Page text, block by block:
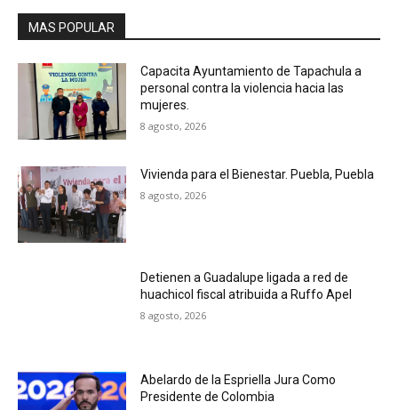
MAS POPULAR
Capacita Ayuntamiento de Tapachula a
personal contra la violencia hacia las
mujeres.
8 agosto, 2026
Vivienda para el Bienestar. Puebla, Puebla
8 agosto, 2026
Detienen a Guadalupe ligada a red de
huachicol fiscal atribuida a Ruffo Apel
8 agosto, 2026
Abelardo de la Espriella Jura Como
Presidente de Colombia